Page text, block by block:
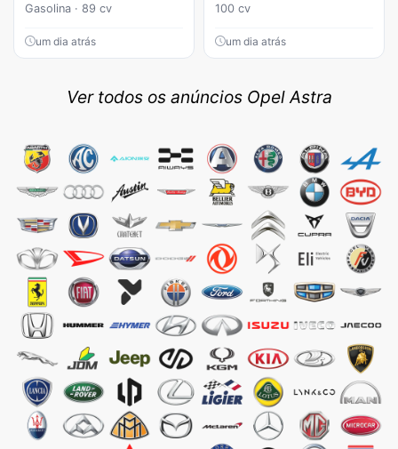
Gasolina · 89 cv
um dia atrás
100 cv
um dia atrás
Ver todos os anúncios Opel Astra